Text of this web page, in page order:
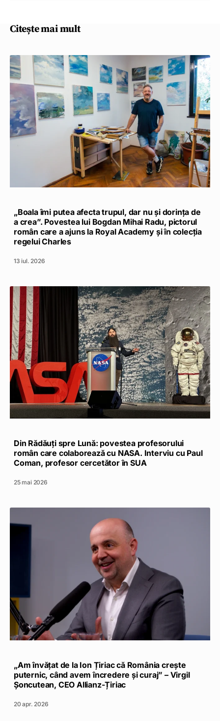
Citește mai mult
„Boala îmi putea afecta trupul, dar nu și dorința de
a crea”. Povestea lui Bogdan Mihai Radu, pictorul
român care a ajuns la Royal Academy și în colecția
regelui Charles
13 iul. 2026
Din Rădăuți spre Lună: povestea profesorului
român care colaborează cu NASA. Interviu cu Paul
Coman, profesor cercetător în SUA
25 mai 2026
„Am învățat de la Ion Țiriac că România crește
puternic, când avem încredere și curaj” – Virgil
Șoncutean, CEO Allianz-Țiriac
20 apr. 2026